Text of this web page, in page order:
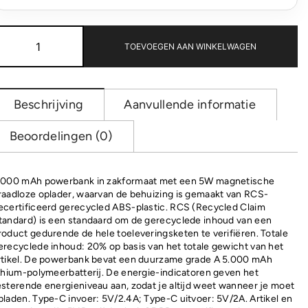
RCS
magnetische
powerbank
aantal
TOEVOEGEN AAN WINKELWAGEN
Beschrijving Aanvullende informatie
Beoordelingen (0)
mAh powerbank in zakformaat met een 5W magnetische
oplader, waarvan de behuizing is gemaakt van RCS-
gerecycled ABS-plastic. RCS (Recycled Claim
is een standaard om de gerecyclede inhoud van een
gedurende de hele toeleveringsketen te verifiëren. Totale
inhoud: 20% op basis van het totale gewicht van het
De powerbank bevat een duurzame grade A 5.000 mAh
polymeerbatterij. De energie-indicatoren geven het
energieniveau aan, zodat je altijd weet wanneer je moet
Type-C invoer: 5V/2.4A; Type-C uitvoer: 5V/2A. Artikel en